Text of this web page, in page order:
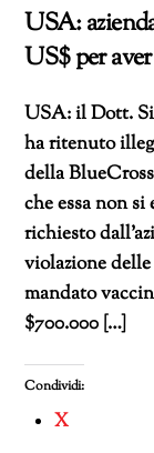
USA:
US$ per
USA: il Dott.
ha ritenuto
della
che essa non
richiesto
violazione
mandato
$700.000 […]
Condividi:
X